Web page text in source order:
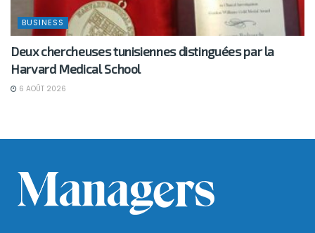
BUSINESS
Deux chercheuses tunisiennes distinguées par la
Harvard Medical School
6 AOÛT 2026